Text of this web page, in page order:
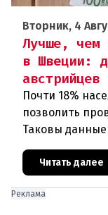
Вторник, 4
Лучше, чем
в Швеции:
австрийцев
Почти 18%
позволить
Таковы данные
стране
Читать далее
Реклама